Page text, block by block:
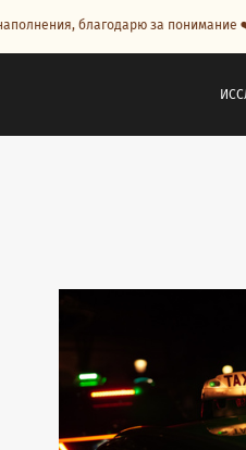
благодарю за понимание ❤️